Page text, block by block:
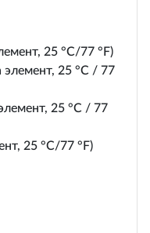
25 °C/77 °F)
элемент, 25 °C / 77
25 °C / 77
25 °C/77 °F)